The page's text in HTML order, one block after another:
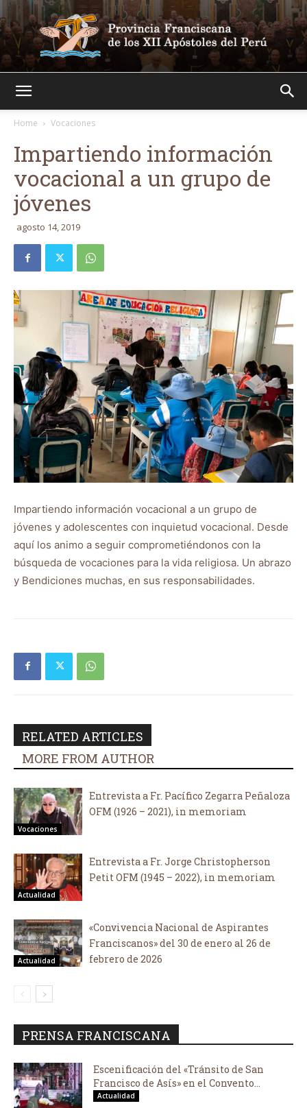
Home
Vocaciones
Impartiendo información
vocacional a un grupo de
jóvenes
agosto 14, 2019
Impartiendo información vocacional a un grupo de
jóvenes y adolescentes con inquietud vocacional. Desde
aquí los animo a seguir comprometiéndonos con la
búsqueda de vocaciones para la vida religiosa. Un abrazo
y Bendiciones muchas, en sus responsabilidades.
RELATED ARTICLES
MORE FROM AUTHOR
Vocaciones
Entrevista a Fr. Pacífico Zegarra Peñaloza
OFM (1926 – 2021), in memoriam
Actualidad
Entrevista a Fr. Jorge Christopherson
Petit OFM (1945 – 2022), in memoriam
Actualidad
«Convivencia Nacional de Aspirantes
Franciscanos» del 30 de enero al 26 de
febrero de 2026
PRENSA FRANCISCANA
Escenificación del «Tránsito de San
Francisco de Asís» en el Convento...
Actualidad